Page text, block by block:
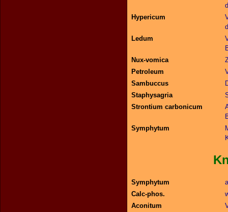
Hypericum
Ledum
Nux-vomica
Petroleum
Sambuccus
Staphysagria
Strontium carbonicum
Symphytum
K
Symphytum
Calc-phos.
Aconitum